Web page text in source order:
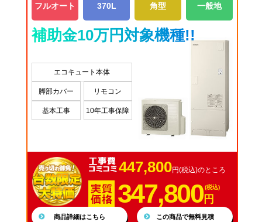
フルオート 370L 角型 一般地
補助金10万円対象機種!!
エコキュート本体
脚部カバー リモコン
基本工事 10年工事保障
447,800円(税込)のところ
347,800(税込)
円
商品詳細はこちら この商品で無料見積